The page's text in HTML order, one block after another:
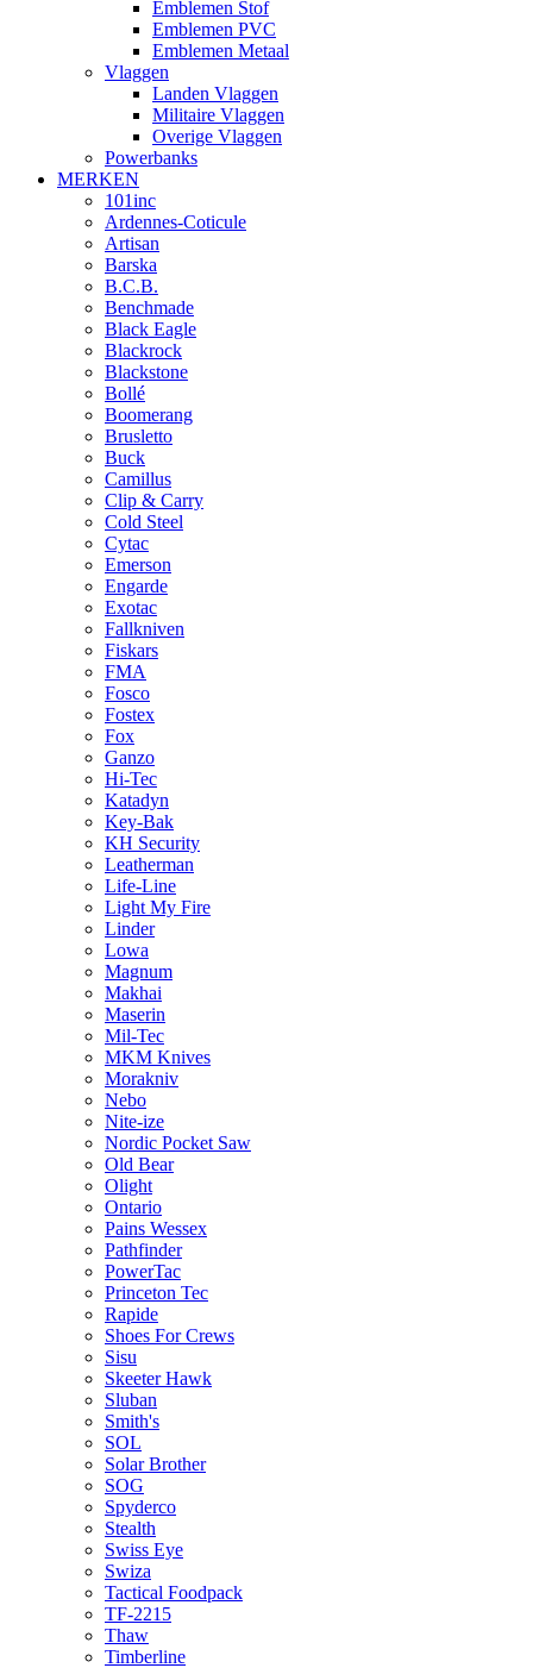
Emblemen Stof
Emblemen PVC
Emblemen Metaal
Vlaggen
Landen Vlaggen
Militaire Vlaggen
Overige Vlaggen
Powerbanks
MERKEN
101inc
Ardennes-Coticule
Artisan
Barska
B.C.B.
Benchmade
Black Eagle
Blackrock
Blackstone
Bollé
Boomerang
Brusletto
Buck
Camillus
Clip & Carry
Cold Steel
Cytac
Emerson
Engarde
Exotac
Fallkniven
Fiskars
FMA
Fosco
Fostex
Fox
Ganzo
Hi-Tec
Katadyn
Key-Bak
KH Security
Leatherman
Life-Line
Light My Fire
Linder
Lowa
Magnum
Makhai
Maserin
Mil-Tec
MKM Knives
Morakniv
Nebo
Nite-ize
Nordic Pocket Saw
Old Bear
Olight
Ontario
Pains Wessex
Pathfinder
PowerTac
Princeton Tec
Rapide
Shoes For Crews
Sisu
Skeeter Hawk
Sluban
Smith's
SOL
Solar Brother
SOG
Spyderco
Stealth
Swiss Eye
Swiza
Tactical Foodpack
TF-2215
Thaw
Timberline